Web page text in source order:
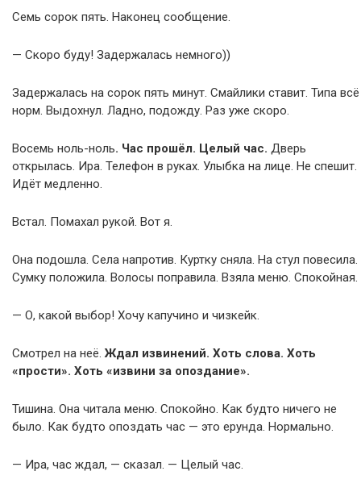
Семь сорок пять. Наконец сообщение.
— Скоро буду! Задержалась немного))
Задержалась на сорок пять минут. Смайлики ставит. Типа всё
норм. Выдохнул. Ладно, подожду. Раз уже скоро.
Восемь ноль-ноль. Час прошёл. Целый час. Дверь
открылась. Ира. Телефон в руках. Улыбка на лице. Не спешит.
Идёт медленно.
Встал. Помахал рукой. Вот я.
Она подошла. Села напротив. Куртку сняла. На стул повесила.
Сумку положила. Волосы поправила. Взяла меню. Спокойная.
— О, какой выбор! Хочу капучино и чизкейк.
Смотрел на неё. Ждал извинений. Хоть слова. Хоть
«прости». Хоть «извини за опоздание».
Тишина. Она читала меню. Спокойно. Как будто ничего не
было. Как будто опоздать час — это ерунда. Нормально.
— Ира, час ждал, — сказал. — Целый час.